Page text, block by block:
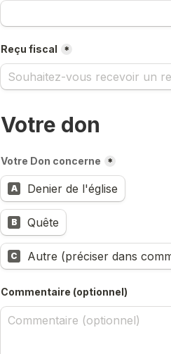
Reçu fiscal *
Votre don
Votre Don concerne *
A Denier de l'église
B Quête
C Autre (préciser dans
Commentaire (optionnel)